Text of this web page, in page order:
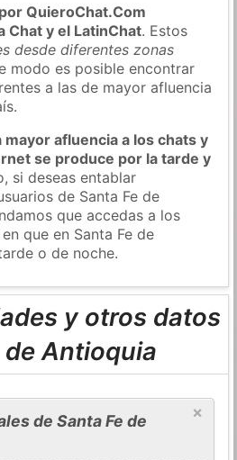
QuieroChat.Com
Chat y el LatinChat. Estos
desde diferentes zonas
modo es posible encontrar
a las de mayor afluencia
mayor afluencia a los chats y
se produce por la tarde y
si deseas entablar
de Santa Fe de
que accedas a los
que en Santa Fe de
o de noche.
y otros datos
de Antioquia
×
de Santa Fe de